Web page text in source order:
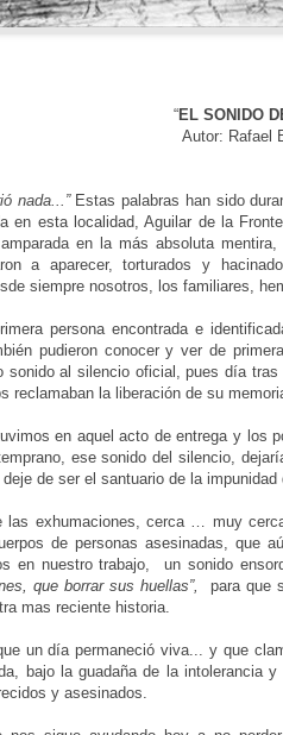
“EL SONIDO
Autor: Rafael
nada...” Estas palabras han sido
en esta localidad, Aguilar de la
en la más absoluta
a aparecer, torturados y
siempre nosotros, los familiares,
persona encontrada e
pudieron conocer y ver de
sonido al silencio oficial, pues día
reclamaban la liberación de su
en aquel acto de entrega y los
ese sonido del silencio,
de ser el santuario de la
las exhumaciones, cerca … muy
de personas asesinadas, que
en nuestro trabajo, un sonido
que borrar sus huellas”,
para que
mas reciente historia.
un día permaneció viva... y que
bajo la guadaña de la intolerancia
y asesinados.